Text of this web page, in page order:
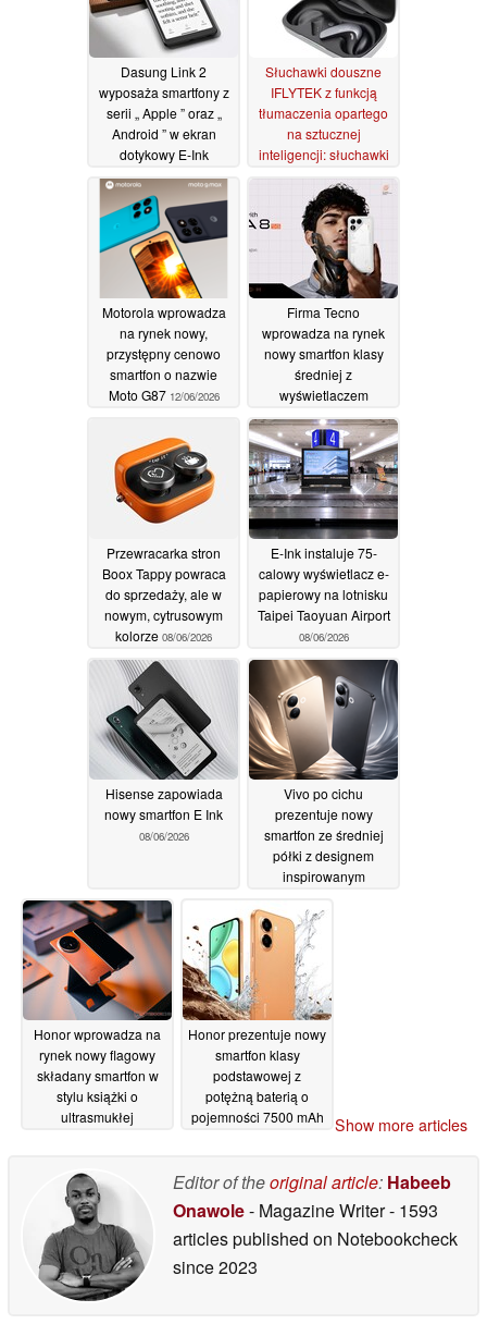
Dasung Link 2
wyposaża smartfony z
serii „ Apple ” oraz „
Android ” w ekran
dotykowy E-Ink
26/06/2026
Słuchawki douszne
IFLYTEK z funkcją
tłumaczenia opartego
na sztucznej
inteligencji: słuchawki
z tłumaczeniem w
czasie rzeczywistym
21/06/2026
Motorola wprowadza
na rynek nowy,
przystępny cenowo
smartfon o nazwie
Moto G87 12/06/2026
Firma Tecno
wprowadza na rynek
nowy smartfon klasy
średniej z
wyświetlaczem
matrycowym i baterią o
pojemności 8 000 mAh
12/06/2026
Przewracarka stron
Boox Tappy powraca
do sprzedaży, ale w
nowym, cytrusowym
kolorze 08/06/2026
E-Ink instaluje 75-
calowy wyświetlacz e-
papierowy na lotnisku
Taipei Taoyuan Airport
08/06/2026
Hisense zapowiada
nowy smartfon E Ink
08/06/2026
Vivo po cichu
prezentuje nowy
smartfon ze średniej
półki z designem
inspirowanym
Honor wprowadza na
rynek nowy flagowy
składany smartfon w
stylu książki o
ultrasmukłej
Honor prezentuje nowy
smartfon klasy
podstawowej z
potężną baterią o
pojemności 7500 mAh
Show more articles
Editor of theoriginal article: Habeeb
Onawole- Magazine Writer- 1593
articles published on Notebookcheck
since 2023